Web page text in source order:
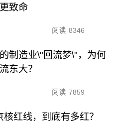
致命
阅读 8346
制造业\"回流梦\"，为何
东大？
阅读 7859
红线，到底有多红？